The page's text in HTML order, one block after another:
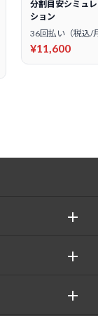
分割目安シミュ
ション
36回払い（税込/
¥11,600